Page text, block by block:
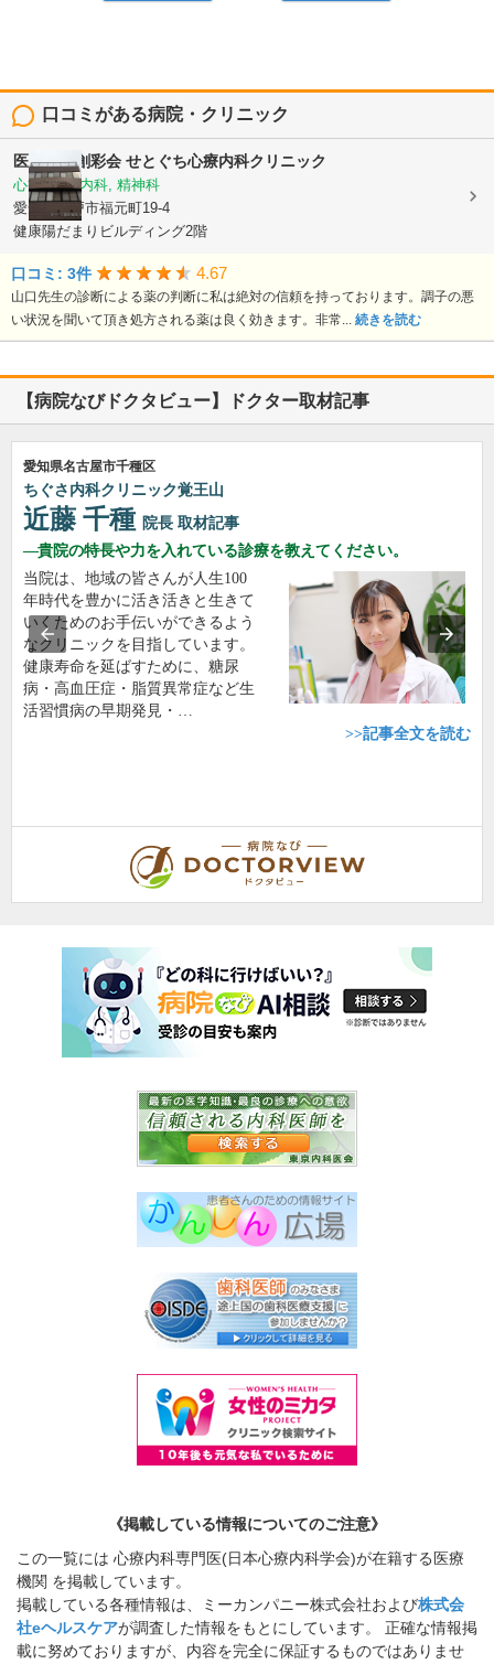
口コミがある病院・クリニック
医療法人創彩会 せとぐち心療内科クリニック
心療内科, 内科, 精神科
愛知県瀬戸市福元町19-4
健康陽だまりビルディング2階
口コミ: 3件 4.67
山口先生の診断による薬の判断に私は絶対の信頼を持っております。調子の悪
い状況を聞いて頂き処方される薬は良く効きます。非常... 続きを読む
【病院なびドクタビュー】ドクター取材記事
愛知県名古屋市千種区
ちぐさ内科クリニック覚王山
近藤 千種 院長 取材記事
貴院の特長や力を入れている診療を教えてください。
当院は、地域の皆さんが人生100
年時代を豊かに活き活きと生きて
いくためのお手伝いができるよう
なクリニックを目指しています。
健康寿命を延ばすために、糖尿
病・高血圧症・脂質異常症など生
活習慣病の早期発見・…
>>記事全文を読む
《掲載している情報についてのご注意》
この一覧には 心療内科専門医(日本心療内科学会)が在籍する医療
機関 を掲載しています。
掲載している各種情報は、ミーカンパニー株式会社および株式会
社eヘルスケアが調査した情報をもとにしています。 正確な情報掲
載に努めておりますが、内容を完全に保証するものではありませ